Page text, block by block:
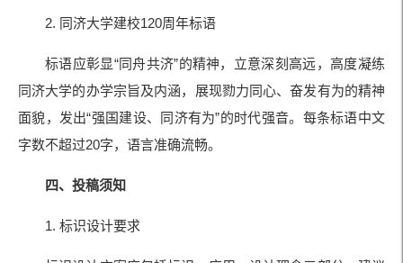
2. 同济大学建校120周年标语
标语应彰显“同舟共济”的精神，立意深刻高远，高度凝练
同济大学的办学宗旨及内涵，展现勠力同心、奋发有为的精神
面貌，发出“强国建设、同济有为”的时代强音。每条标语中文
字数不超过20字，语言准确流畅。
四、投稿须知
1. 标识设计要求